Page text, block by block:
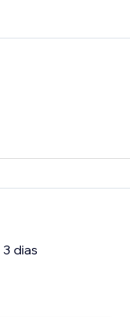
dias